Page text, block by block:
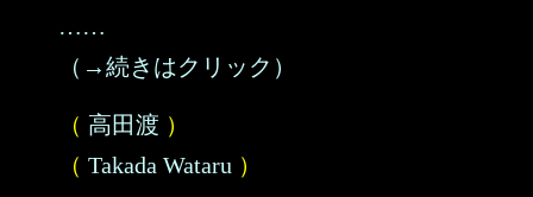
……
（→続きはクリック）
（ 高田渡 ）
（ Takada Wataru ）